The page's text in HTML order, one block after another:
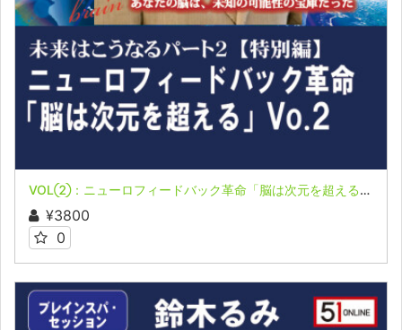
VOL②：ニューロフィードバック革命「脳は次元を超える」＆ブレインスパ・セッション 杉原哲也氏
¥3800
0